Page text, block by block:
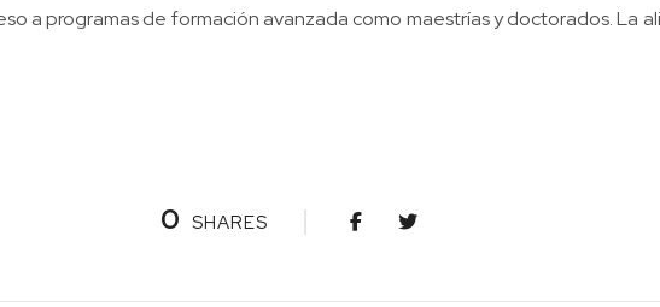
a programas de formación avanzada como maestrías y doctorados. La
0 SHARES